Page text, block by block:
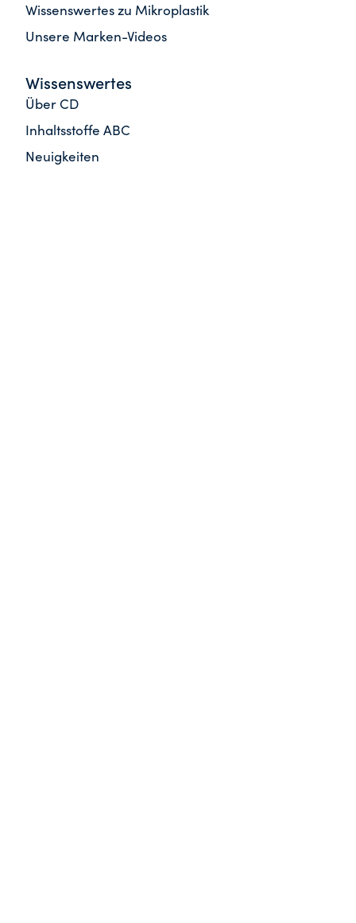
Wissenswertes zu Mikroplastik
Unsere Marken-Videos
Wissenswertes
Über CD
Inhaltsstoffe ABC
Neuigkeiten